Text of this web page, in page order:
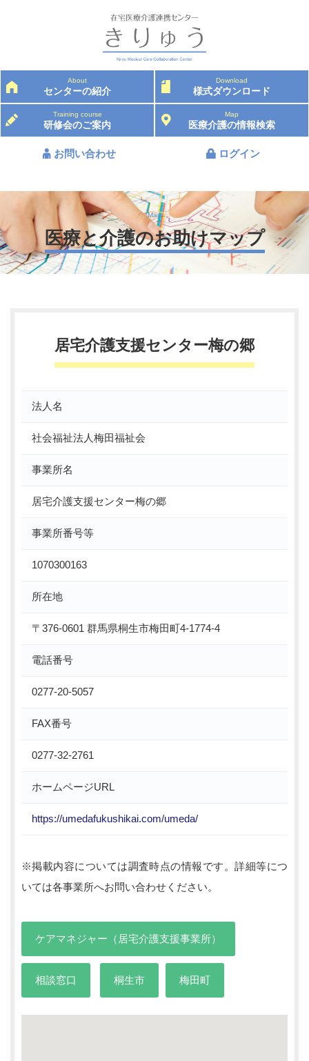
About
センターの紹介
Download
様式ダウンロード
Training course
研修会のご案内
Map
医療介護の情報検索
お問い合わせ ログイン
Map
医療と介護のお助けマップ
居宅介護支援センター梅の郷
法人名
社会福祉法人梅田福祉会
事業所名
居宅介護支援センター梅の郷
事業所番号等
1070300163
所在地
〒376-0601 群馬県桐生市梅田町4-1774-4
電話番号
0277-20-5057
FAX番号
0277-32-2761
ホームページURL
https://umedafukushikai.com/umeda/
※掲載内容については調査時点の情報です。詳細等につ
いては各事業所へお問い合わせください。
ケアマネジャー（居宅介護支援事業所）
相談窓口 桐生市 梅田町